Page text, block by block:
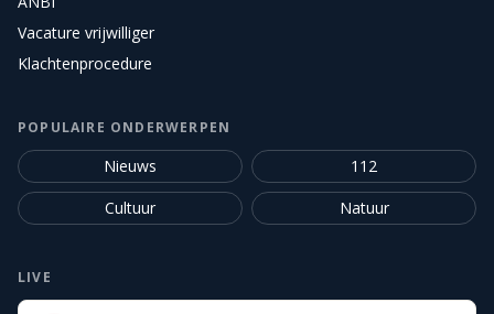
Vacature vrijwilliger
Klachtenprocedure
POPULAIRE ONDERWERPEN
Nieuws
112
Cultuur
Natuur
LIVE